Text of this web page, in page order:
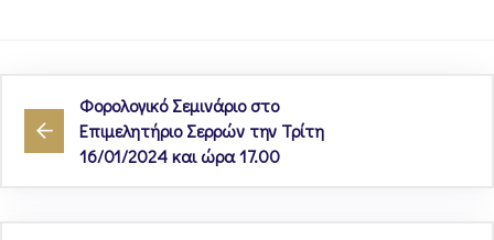
Φορολογικό Σεμινάριο στο
Επιμελητήριο Σερρών την Τρίτη
16/01/2024 και ώρα 17.00